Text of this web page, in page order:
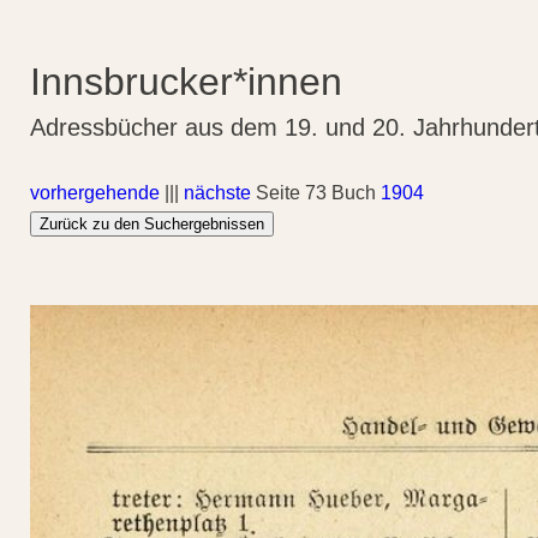
Innsbrucker*innen
Adressbücher aus dem 19. und 20.
vorhergehende nächste Seite 73 Buch 1904
Zurück zu den Suchergebnissen